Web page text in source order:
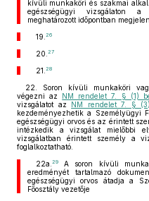
kívüli munkaköri és szakmai
egészségügyi vizsgálaton a
meghatározott időpontban
19. 26
20. 27
21. 28
22. Soron kívüli munkaköri
végezni az NM rendelet 7. § (1)
vizsgálatot az NM rendelet 7. §
kezdeményezhetik a Személyügyi
egészségügyi orvos és az érintett
intézkedik a vizsgálat mielőbbi
vizsgálatban érintett személy a
foglalkoztatható.
22a. 29A soron kívüli
eredményét tartalmazó
egészségügyi orvos átadja a
Főosztály vezetője